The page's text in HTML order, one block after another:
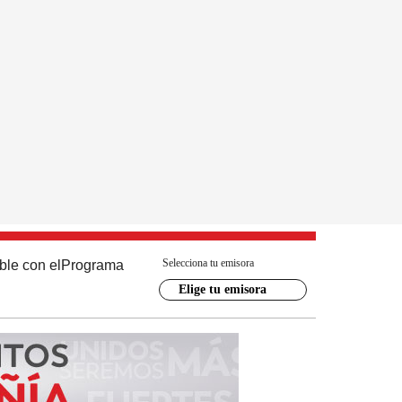
con el Programa Selecciona tu emisora
Elige tu emisora